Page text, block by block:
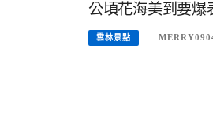
公頃花海美到要爆
雲林景點